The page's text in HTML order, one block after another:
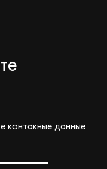
контакные данные